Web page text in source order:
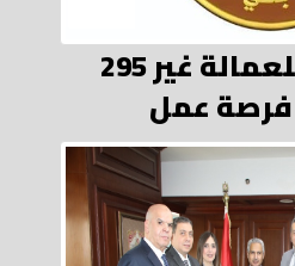
295 ألف جنيه دعمًا للعمالة غير